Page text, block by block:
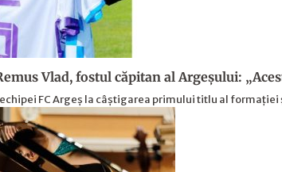
Vlad, fostul căpitan al Argeşului:
FC Argeș la câștigarea primului titlu al